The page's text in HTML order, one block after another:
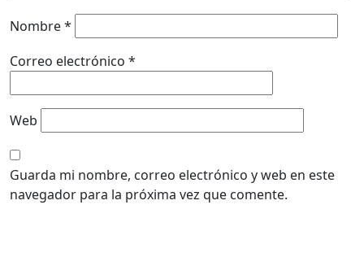
Nombre*
Correo electrónico *
Web
Guarda mi nombre, correo electrónico y web en este
navegador para la próxima vez que comente.